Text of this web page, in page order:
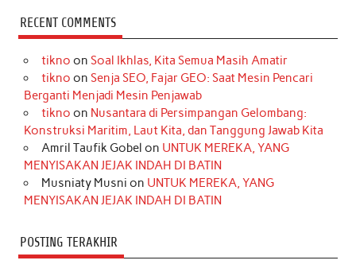
c
e
b
o
k
s
t
a
r
a
m
k
T
o
k
t
e
r
e
s
t
k
e
d
I
n
t
t
r
T
u
e
RECENT COMMENTS
tikno on Soal Ikhlas, Kita Semua Masih Amatir
tikno on Senja SEO, Fajar GEO: Saat Mesin Pencari
Berganti Menjadi Mesin Penjawab
tikno on Nusantara di Persimpangan Gelombang:
Konstruksi Maritim, Laut Kita, dan Tanggung Jawab Kita
Amril Taufik Gobel on UNTUK MEREKA, YANG
MENYISAKAN JEJAK INDAH DI BATIN
Musniaty Musni on UNTUK MEREKA, YANG
MENYISAKAN JEJAK INDAH DI BATIN
POSTING TERAKHIR